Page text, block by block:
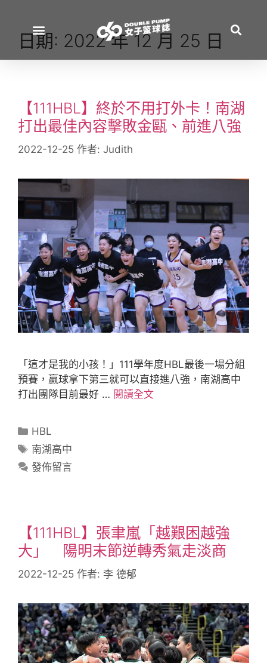
日期: 2022 年 12 月 25 日
【111HBL】終於不用打外卡！南湖
打出最佳內容擊敗金甌、前進八強
2022-12-25 作者: Judith
「這才是我的小孩！」111學年度HBL最後一場分組
預賽，贏球拿下第三就可以直接進八強，南湖高中
打出團隊目前最好 … 閱讀全文
HBL
南湖高中
發佈留言
【111HBL】張聿嵐「越艱困越強
大」 陽明末節逆轉秀氣走淡商
2022-12-25 作者: 李 德郁